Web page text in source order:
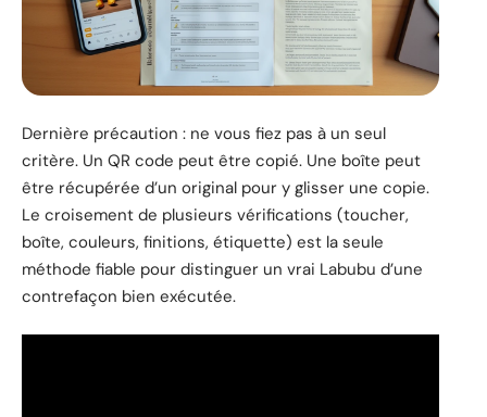
Dernière précaution : ne vous fiez pas à un seul
critère. Un QR code peut être copié. Une boîte peut
être récupérée d’un original pour y glisser une copie.
Le croisement de plusieurs vérifications (toucher,
boîte, couleurs, finitions, étiquette) est la seule
méthode fiable pour distinguer un vrai Labubu d’une
contrefaçon bien exécutée.